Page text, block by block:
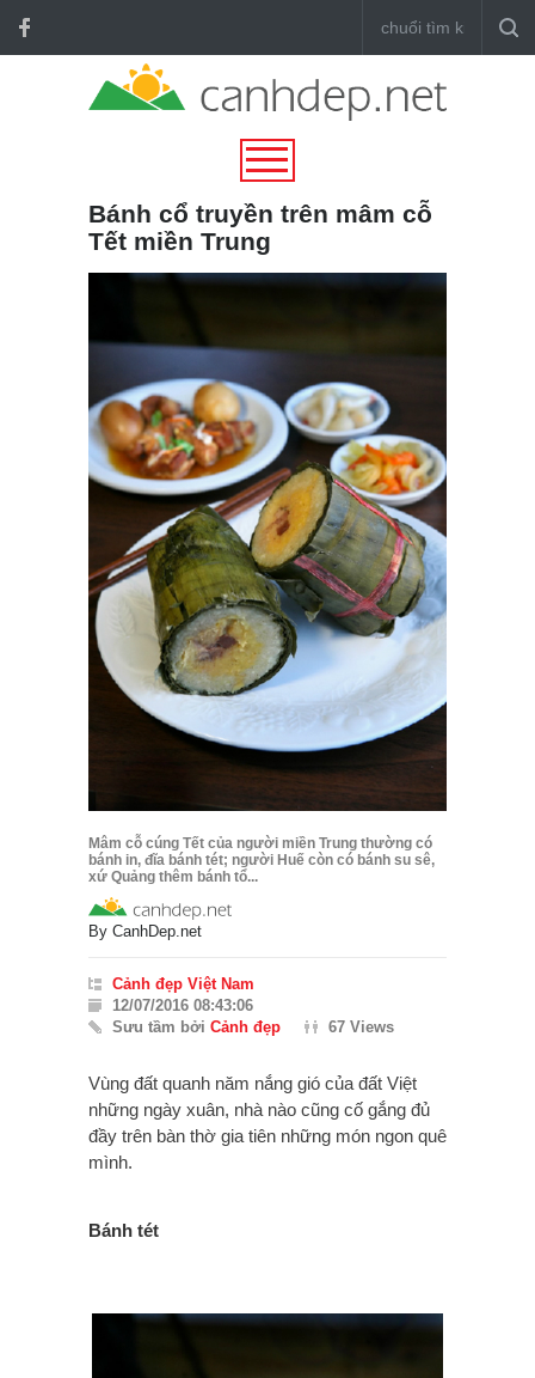
Bánh cổ truyền trên mâm cỗ
Tết miền Trung
Mâm cỗ cúng Tết của người miền Trung thường có
bánh in, đĩa bánh tét; người Huế còn có bánh su sê,
xứ Quảng thêm bánh tổ...
By CanhDep.net
Cảnh đẹp Việt Nam
12/07/2016 08:43:06
Sưu tầm bởi Cảnh đẹp 67 Views
Vùng đất quanh năm nắng gió của đất Việt
những ngày xuân, nhà nào cũng cố gắng đủ
đầy trên bàn thờ gia tiên những món ngon quê
mình.
Bánh tét